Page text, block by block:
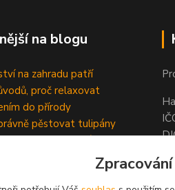
na blogu
na zahradu patří
proč relaxovat
do přírody
pěstovat tulipány
generovaný článek